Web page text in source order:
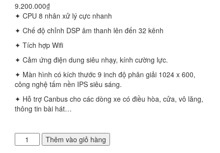
9.200.000₫
✦ CPU 8 nhân xử lý cực nhanh
✦ Chế độ chỉnh DSP âm thanh lên đến 32 kênh
✦ Tích hợp Wifi
✦ Cảm ứng điện dung siêu nhạy, kính cường lực.
✦ Màn hình có kích thước 9 inch độ phân giải 1024 x 600,
công nghệ tấm nền IPS siêu sáng.
✦ Hỗ trợ Canbus cho các dòng xe có điều hòa, cửa, vô lăng,
thông tin bài hát…
chỉ
Thêm vào giỏ hàng